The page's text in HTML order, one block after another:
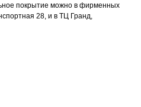
покрытие можно в фирменных
28, и в ТЦ Гранд,